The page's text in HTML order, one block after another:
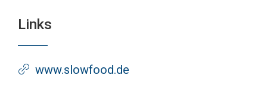
Links
www.slowfood.de